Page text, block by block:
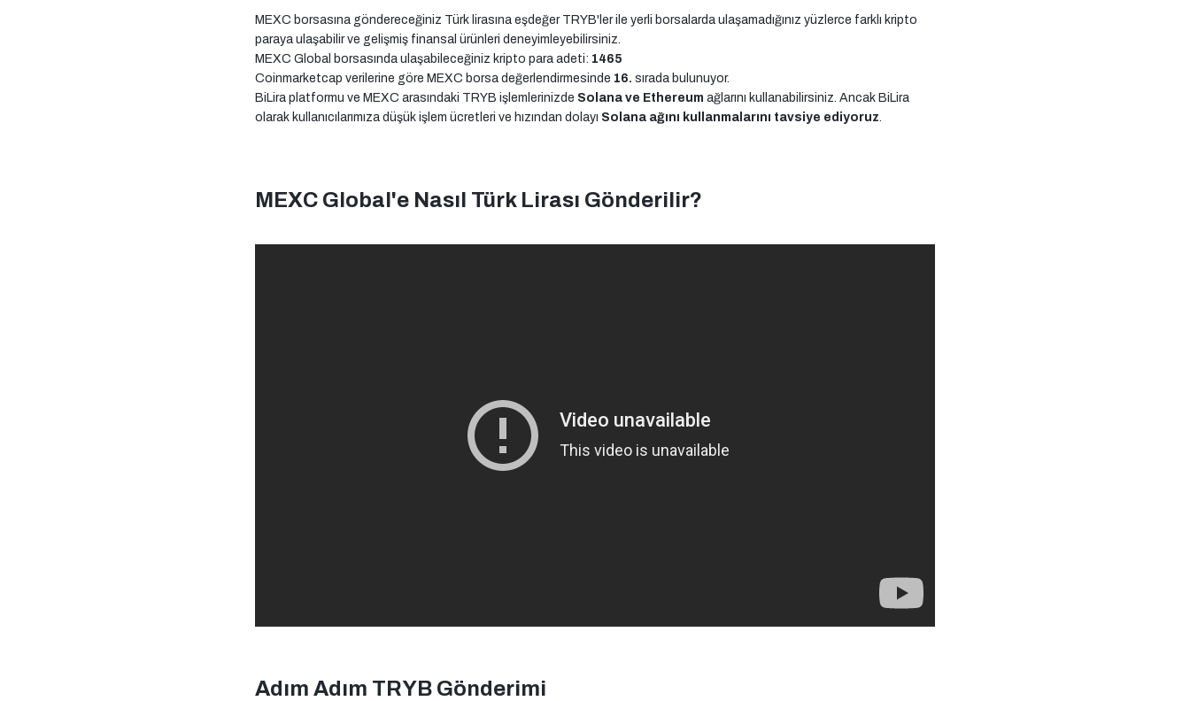
MEXC borsasına göndereceğiniz Türk lirasına eşdeğer TRYB'ler ile yerli borsalarda ulaşamadığınız yüzlerce farklı kripto
paraya ulaşabilir ve gelişmiş finansal ürünleri deneyimleyebilirsiniz.
MEXC Global borsasında ulaşabileceğiniz kripto para adeti: 1465
Coinmarketcap verilerine göre MEXC borsa değerlendirmesinde 16. sırada bulunuyor.
BiLira platformu ve MEXC arasındaki TRYB işlemlerinizde Solana ve Ethereum ağlarını kullanabilirsiniz. Ancak BiLira
olarak kullanıcılarımıza düşük işlem ücretleri ve hızından dolayı Solana ağını kullanmalarını tavsiye ediyoruz
MEXC Global'e Nasıl Türk Lirası Gönderilir?
Adım Adım TRYB Gönderimi